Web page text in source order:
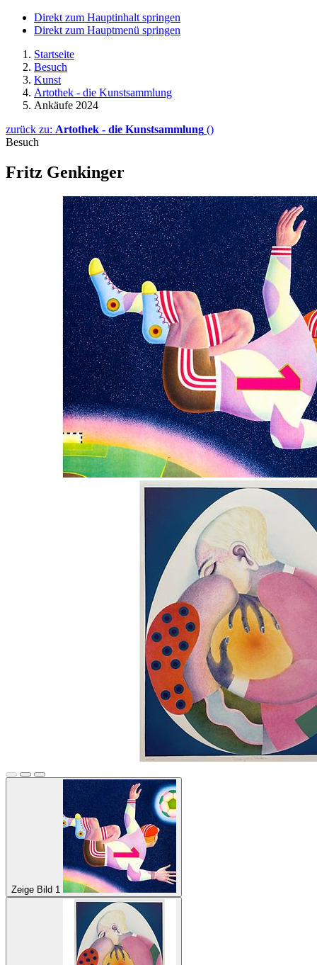
Direkt zum Hauptinhalt springen
Direkt zum Hauptmenü springen
Startseite
Besuch
Kunst
Artothek - die Kunstsammlung
Ankäufe 2024
zurück zu: Artothek - die Kunstsammlung ()
Besuch
Fritz Genkinger
Zeige Bild 1